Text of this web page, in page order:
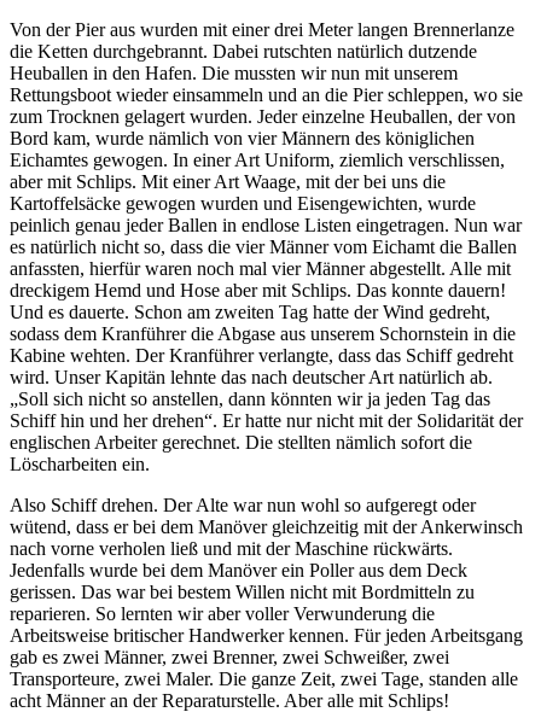
Von der Pier aus wurden mit einer drei Meter langen Brennerlanze
die Ketten durchgebrannt. Dabei rutschten natürlich dutzende
Heuballen in den Hafen. Die mussten wir nun mit unserem
Rettungsboot wieder einsammeln und an die Pier schleppen, wo sie
zum Trocknen gelagert wurden. Jeder einzelne Heuballen, der von
Bord kam, wurde nämlich von vier Männern des königlichen
Eichamtes gewogen. In einer Art Uniform, ziemlich verschlissen,
aber mit Schlips. Mit einer Art Waage, mit der bei uns die
Kartoffelsäcke gewogen wurden und Eisengewichten, wurde
peinlich genau jeder Ballen in endlose Listen eingetragen. Nun war
es natürlich nicht so, dass die vier Männer vom Eichamt die Ballen
anfassten, hierfür waren noch mal vier Männer abgestellt. Alle mit
dreckigem Hemd und Hose aber mit Schlips. Das konnte dauern!
Und es dauerte. Schon am zweiten Tag hatte der Wind gedreht,
sodass dem Kranführer die Abgase aus unserem Schornstein in die
Kabine wehten. Der Kranführer verlangte, dass das Schiff gedreht
wird. Unser Kapitän lehnte das nach deutscher Art natürlich ab.
Soll sich nicht so anstellen, dann könnten wir ja jeden Tag das
Schiff hin und her drehen . Er hatte nur nicht mit der Solidarität der
englischen Arbeiter gerechnet. Die stellten nämlich sofort die
Löscharbeiten ein.
Also Schiff drehen. Der Alte war nun wohl so aufgeregt oder
wütend, dass er bei dem Manöver gleichzeitig mit der Ankerwinsch
nach vorne verholen ließ und mit der Maschine rückwärts.
Jedenfalls wurde bei dem Manöver ein Poller aus dem Deck
gerissen. Das war bei bestem Willen nicht mit Bordmitteln zu
reparieren. So lernten wir aber voller Verwunderung die
Arbeitsweise britischer Handwerker kennen. Für jeden Arbeitsgang
gab es zwei Männer, zwei Brenner, zwei Schweißer, zwei
Transporteure, zwei Maler. Die ganze Zeit, zwei Tage, standen alle
acht Männer an der Reparaturstelle. Aber alle mit Schlips!